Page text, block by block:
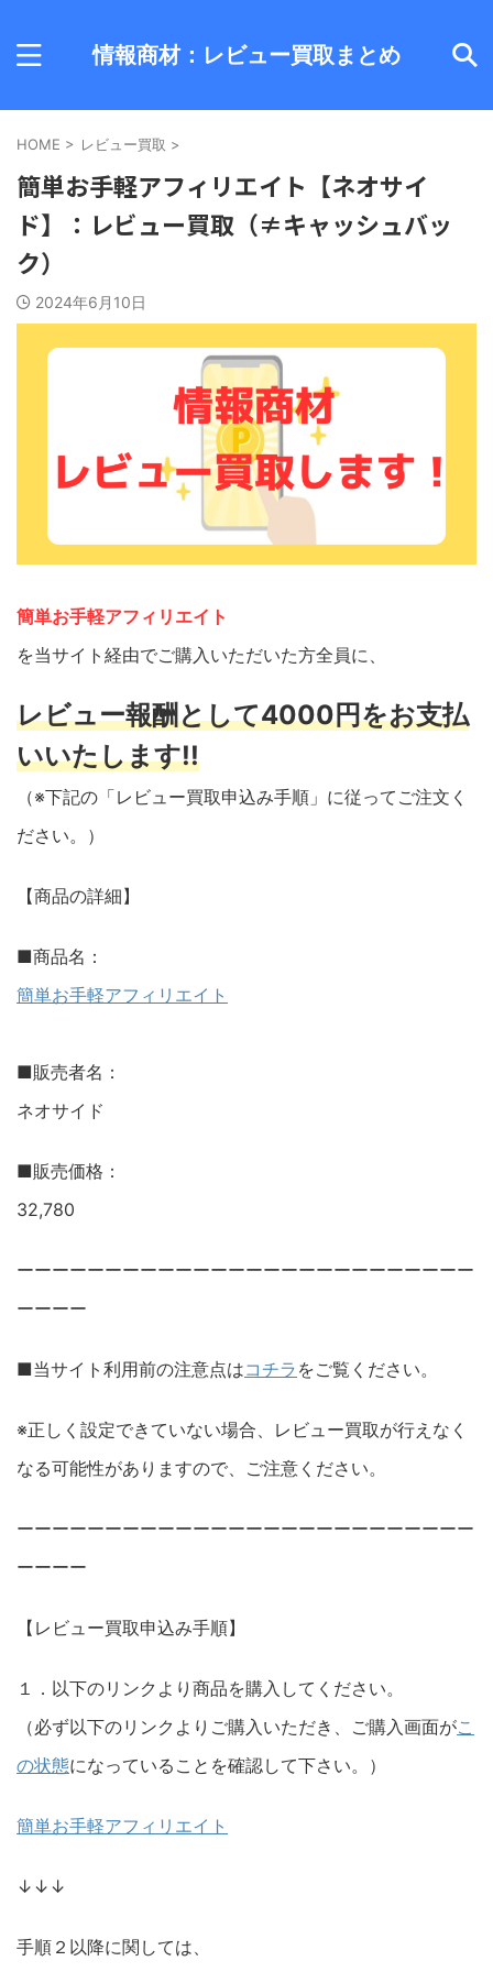
情報商材：レビュー買取まとめ
HOME > レビュー買取 >
簡単お手軽アフィリエイト【ネオサイ
ド】：レビュー買取（≠キャッシュバッ
ク）
2024年6月10日
簡単お手軽アフィリエイト
を当サイト経由でご購入いただいた方全員に、
レビュー報酬として4000円をお支払
いいたします!!
（※下記の「レビュー買取申込み手順」に従ってご注文く
ださい。）
【商品の詳細】
■商品名：
簡単お手軽アフィリエイト
■販売者名：
ネオサイド
■販売価格：
32,780
ーーーーーーーーーーーーーーーーーーーーーーーーーー
ーーーー
■当サイト利用前の注意点はコチラ をご覧ください。
※正しく設定できていない場合、レビュー買取が行えなく
なる可能性がありますので、ご注意ください。
ーーーーーーーーーーーーーーーーーーーーーーーーーー
ーーーー
【レビュー買取申込み手順】
１．以下のリンクより商品を購入してください。
（必ず以下のリンクよりご購入いただき、ご購入画面がこ
の状態になっていることを確認して下さい。）
簡単お手軽アフィリエイト
↓↓↓
手順２以降に関しては、